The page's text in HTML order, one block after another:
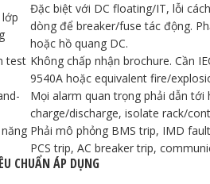
Đặc biệt với DC floating/IT, lỗi
dòng để breaker/fuse tác động.
hoặc hồ quang DC.
test Không chấp nhận brochure. Cần
9540A hoặc equivalent fire/
Mọi alarm quan trọng phải dẫn
charge/discharge, isolate rack/
Phải mô phỏng BMS trip, IMD
PCS trip, AC breaker trip,
CHUẨN ÁP DỤNG